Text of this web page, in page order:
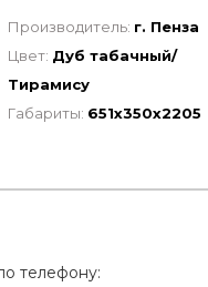
Производитель: г. Пенза
Цвет: Дуб табачный/
Тирамису
Габариты: 651х350х2205
телефону: